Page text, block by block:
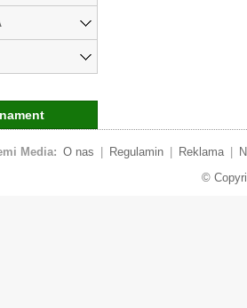
Media: O nas Regulamin Reklama
©